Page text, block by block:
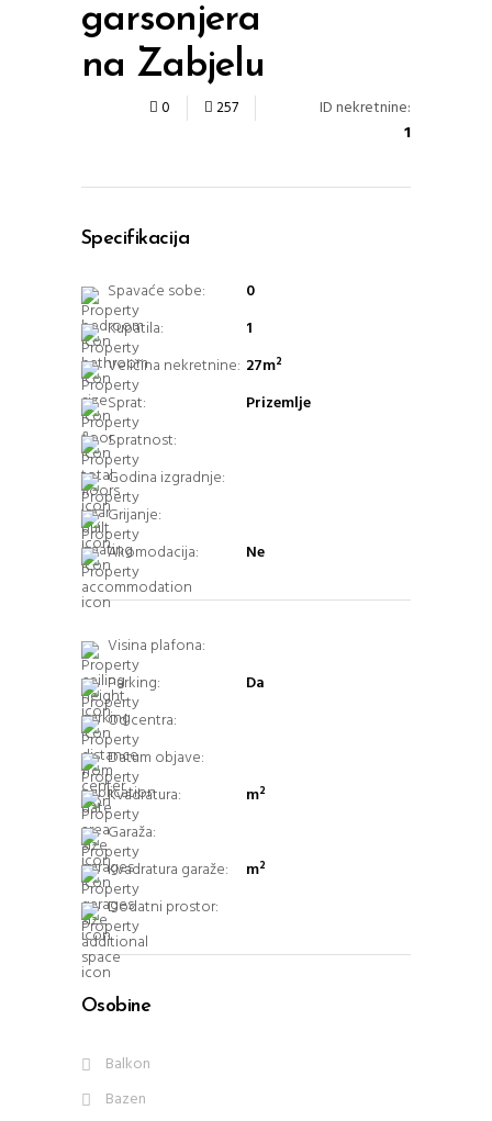
garsonjera
na Zabjelu
0 257
ID nekretnine:
1
Specifikacija
Spavaće sobe:
0
Kupatila:
1
Veličina nekretnine: 27m²
Sprat:
Prizemlje
Spratnost:
Godina izgradnje:
Grijanje:
Akomodacija:
Ne
Visina plafona:
Parking:
Da
Od centra:
Datum objave:
Kvadratura:
m²
Garaža:
Kvadratura garaže:
m²
Dodatni prostor:
Osobine
Balkon
Bazen